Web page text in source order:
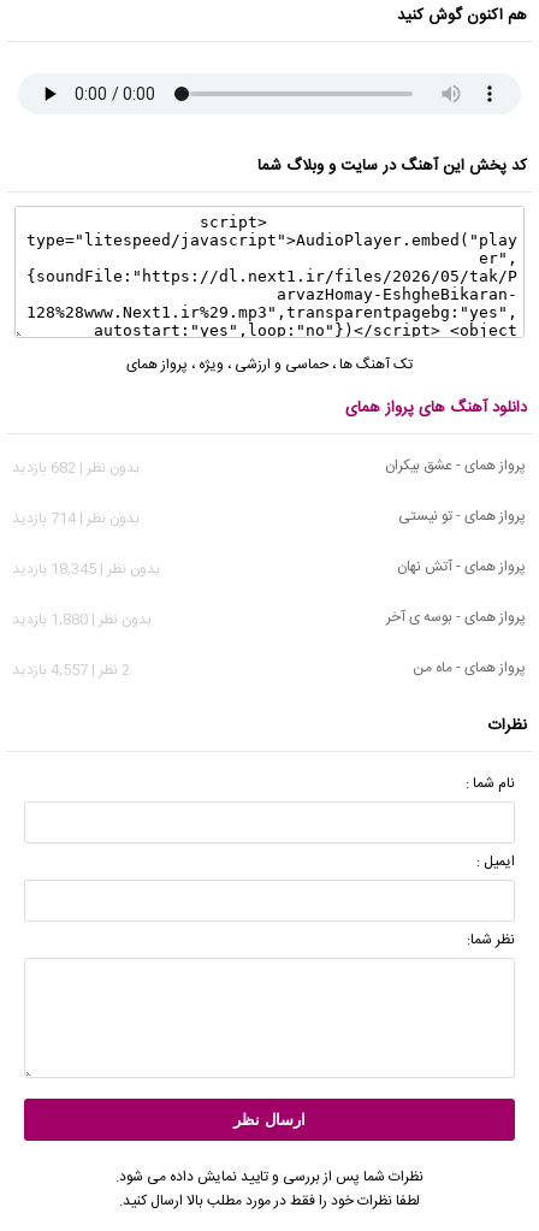
هم اکنون گوش کنید
کد پخش این آهنگ در سایت و وبلاگ شما
تک آهنگ ها، حماسی و ارزشی ، ویژه ، پرواز همای
دانلود آهنگ های پرواز همای
پرواز همای - عشق بیکران
بدون نظر | 682 بازدید
پرواز همای - تو نیستی
بدون نظر | 714 بازدید
پرواز همای - آتش نهان
بدون نظر | 18,345 بازدید
پرواز همای - بوسه ی آخر
بدون نظر | 1,880 بازدید
پرواز همای - ماه من
2 نظر | 4,557 بازدید
نظرات
نام شما :
ایمیل :
نظر شما:
نظرات شما پس از بررسی و تایید نمایش داده می شود.
لطفا نظرات خود را فقط در مورد مطلب بالا ارسال کنید.